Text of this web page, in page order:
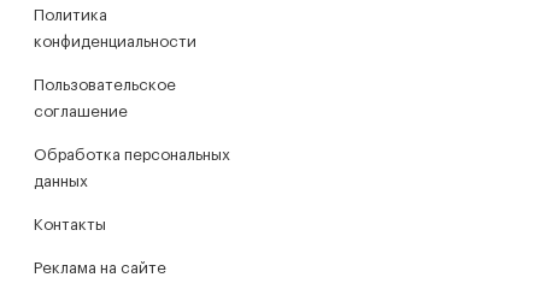
Политика
конфиденциальности
Пользовательское
соглашение
Обработка персональных
данных
Контакты
Реклама на сайте